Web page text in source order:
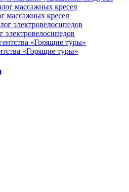
массажных кресел
электровелосипедов
«Горящие туры»